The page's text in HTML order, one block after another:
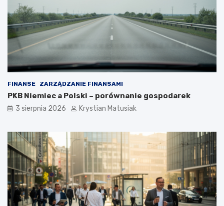
FINANSE ZARZĄDZANIE FINANSAMI
PKB Niemiec a Polski – porównanie gospodarek
3 sierpnia 2026 Krystian Matusiak